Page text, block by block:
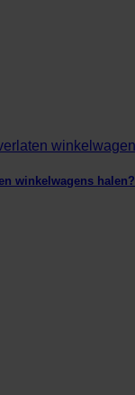
winkelwagens halen?